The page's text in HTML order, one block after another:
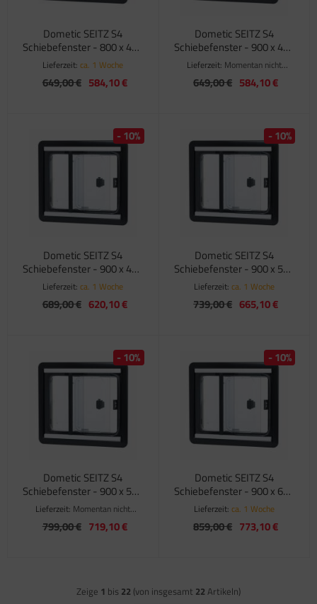
Dometic SEITZ S4
Schiebefenster - 800 x 450
mm
Lieferzeit:ca. 1 Woche
649,00 € 584,10 €
Dometic SEITZ S4
Schiebefenster - 900 x 400
mm
Lieferzeit: Momentan nicht
verfügbar
649,00 € 584,10 €
Dometic SEITZ S4
Schiebefenster - 900 x 450
mm
Lieferzeit:ca. 1 Woche
689,00 € 620,10 €
- 10%
Dometic SEITZ S4
Schiebefenster - 900 x 500
mm
Lieferzeit: ca. 1 Woche
739,00 € 665,10 €
- 10%
Dometic SEITZ S4
Schiebefenster - 900 x 550
mm
Lieferzeit: Momentan nicht
verfügbar
799,00 € 719,10 €
- 10%
Dometic SEITZ S4
Schiebefenster - 900 x 600
mm
Lieferzeit: ca. 1 Woche
859,00 € 773,10 €
- 10%
Zeige 1 bis 22 (von insgesamt 22 Artikeln)